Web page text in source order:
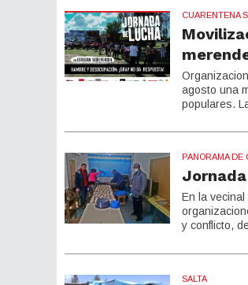
CUARENTENA
agosto una
populares.
PANORAMA DE
En la
y conflicto,
SALTA